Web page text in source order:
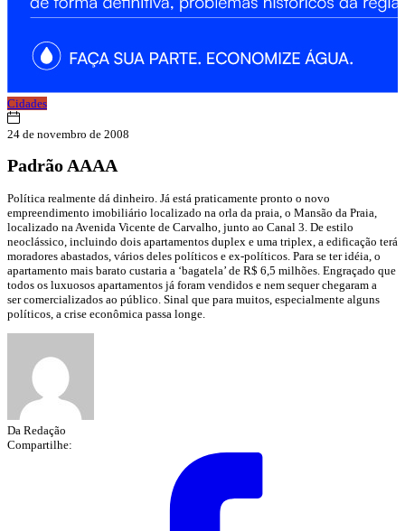
Cidades
24 de novembro de 2008
Padrão AAAA
Política realmente dá dinheiro. Já está praticamente pronto o novo
empreendimento imobiliário localizado na orla da praia, o Mansão da Praia,
localizado na Avenida Vicente de Carvalho, junto ao Canal 3. De estilo
neoclássico, incluindo dois apartamentos duplex e uma triplex, a edificação terá
moradores abastados, vários deles políticos e ex-políticos. Para se ter idéia, o
apartamento mais barato custaria a ‘bagatela’ de R$ 6,5 milhões. Engraçado que
todos os luxuosos apartamentos já foram vendidos e nem sequer chegaram a
ser comercializados ao público. Sinal que para muitos, especialmente alguns
políticos, a crise econômica passa longe.
Da Redação
Compartilhe: